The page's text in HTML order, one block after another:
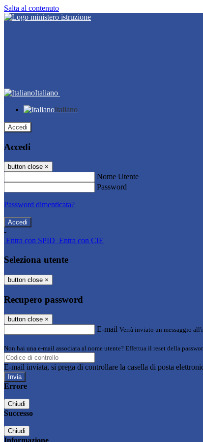
Salta al contenuto
Italiano
Italiano
Accedi
Accedi
button close ×
Nome Utente
Password
Password dimenticata?
-
Entra con SPID Entra con CIE
Seleziona utente
button close ×
Recupero password
button close ×
E-mail Verrà inviato un messaggio
Non hai una e-mail associata al nome utente? Effettua il reset della
E-mail inviata, si prega di controllare la casella di posta
Errore
Chiudi
Successo
Chiudi